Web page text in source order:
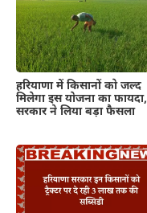
हरियाणा में किसानों को जल्द
मिलेगा इस योजना का फायदा,
सरकार ने लिया बड़ा फैसला